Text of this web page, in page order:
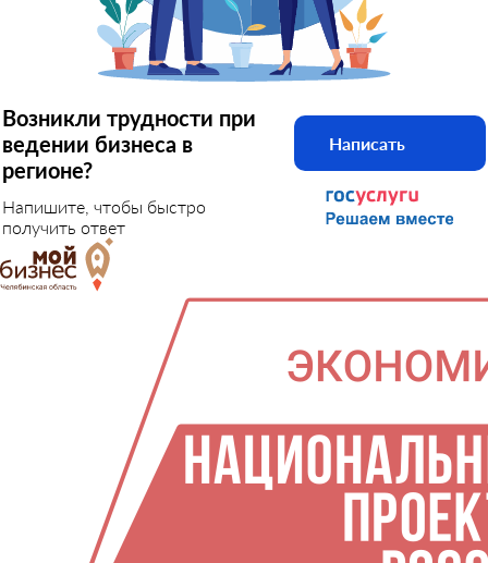
Возникли трудности при
ведении бизнеса в
регионе?
Напишите, чтобы быстро
получить ответ
Написать